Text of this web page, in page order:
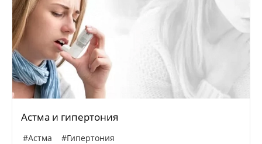
Астма и гипертония
#Астма
#Гипертония